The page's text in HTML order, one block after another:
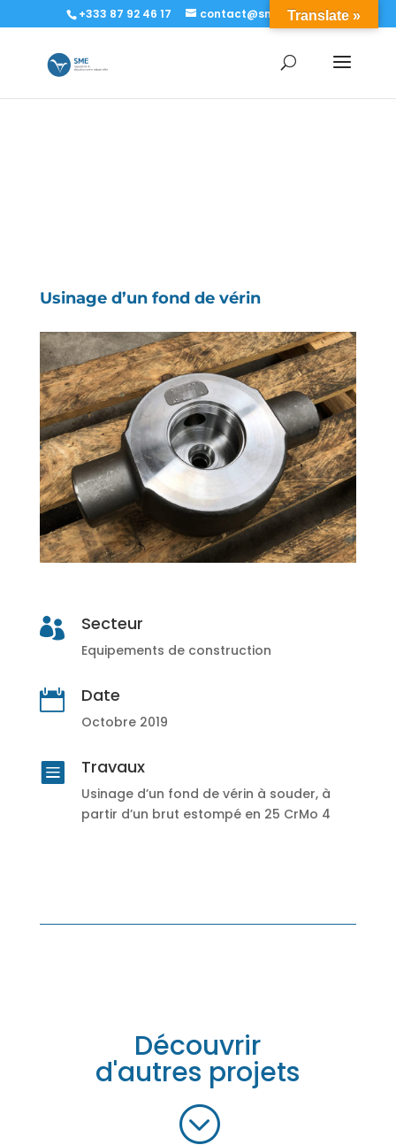
+333 87 92 46 17 contact@sme-sa.com
Usinage d’un fond de vérin
 Secteur
Equipements de construction
 Date
Octobre 2019
 Travaux
Usinage d’un fond de vérin à souder, à
partir d’un brut estompé en 25 CrMo 4
Découvrir
d'autres projets
;
Translate »